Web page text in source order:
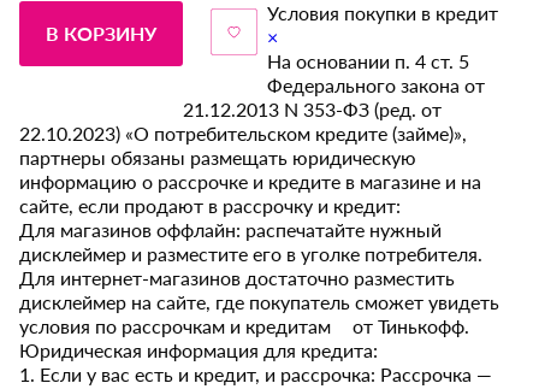
В КОРЗИНУ
Условия покупки в кредит
×
На основании п. 4 ст. 5
Федерального закона от
21.12.2013 N 353-ФЗ (ред. от
22.10.2023) «О потребительском кредите (займе)»,
партнеры обязаны размещать юридическую
информацию о рассрочке и кредите в магазине и на
сайте, если продают в рассрочку и кредит:
Для магазинов оффлайн: распечатайте нужный
дисклеймер и разместите его в уголке потребителя.
Для интернет-магазинов достаточно разместить
дисклеймер на сайте, где покупатель сможет увидеть
условия по рассрочкам и кредитам от Тинькофф.
Юридическая информация для кредита:
1. Если у вас есть и кредит, и рассрочка: Рассрочка —